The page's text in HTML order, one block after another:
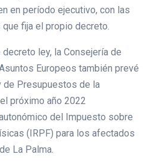
en período ejecutivo, con las
fija el propio decreto.
ley, la Consejería de
Europeos también prevé
de Presupuestos de la
próximo año 2022
del Impuesto sobre
(IRPF) para los afectados
La Palma.